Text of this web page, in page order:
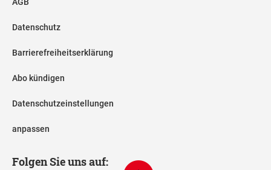
AGB
Datenschutz
Barrierefreiheitserklärung
Abo kündigen
Datenschutzeinstellungen
anpassen
Folgen Sie uns auf: